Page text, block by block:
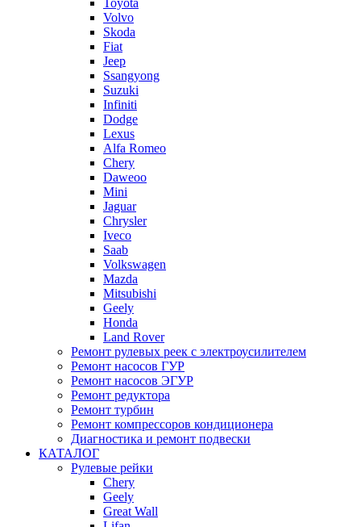
Toyota
Volvo
Skoda
Fiat
Jeep
Ssangyong
Suzuki
Infiniti
Dodge
Lexus
Alfa Romeo
Chery
Daweoo
Mini
Jaguar
Chrysler
Iveco
Saab
Volkswagen
Mazda
Mitsubishi
Geely
Honda
Land Rover
Ремонт рулевых реек с электроусилителем
Ремонт насосов ГУР
Ремонт насосов ЭГУР
Ремонт редуктора
Ремонт турбин
Ремонт компрессоров кондиционера
Диагностика и ремонт подвески
КАТАЛОГ
Рулевые рейки
Chery
Geely
Great Wall